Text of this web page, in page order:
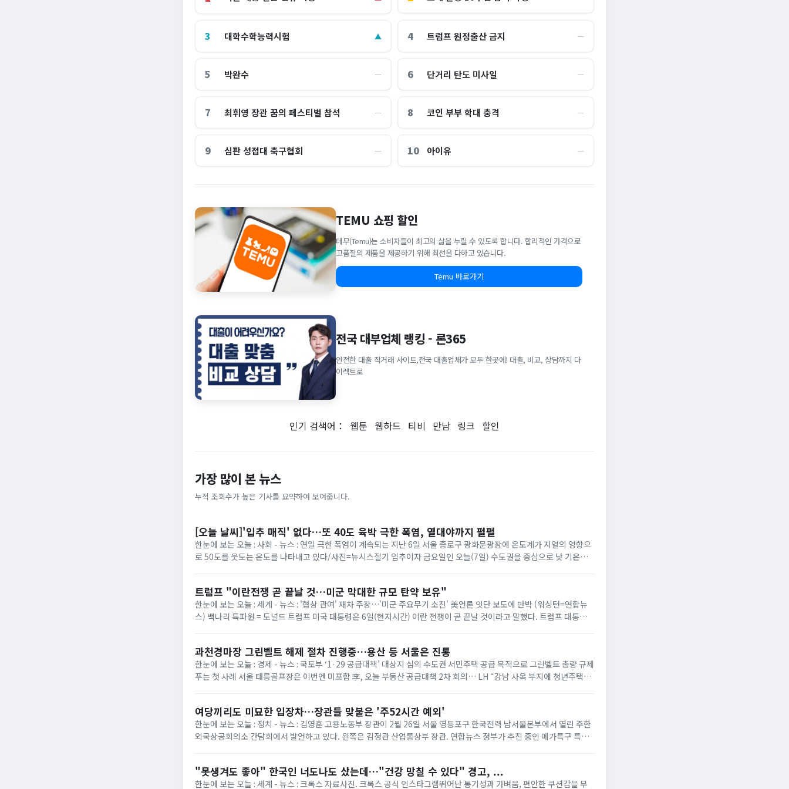
3 대학수학능력시험 ▲ 4 트럼프 원정출산 금지 ―
5 박완수 ― 6 단거리 탄도 미사일 ―
7 최휘영 장관 꿈의 페스티벌 참석 ― 8 코인 부부 학대 충격 ―
9 심판 성접대 축구협회 ― 10 아이유 ―
TEMU 쇼핑 할인
테무(Temu)는 소비자들이 최고의 삶을 누릴 수 있도록 합니다. 합리적인 가격으로
고품질의 제품을 제공하기 위해 최선을 다하고 있습니다.
Temu 바로가기
전국 대부업체 랭킹 - 론365
안전한 대출 직거래 사이트,전국 대출업체가 모두 한곳에! 대출, 비교, 상담까지 다
이렉트로
인기 검색어： 웹툰 웹하드 티비 만남 링크 할인
가장 많이 본 뉴스
누적 조회수가 높은 기사를 요약하여 보여줍니다.
[오늘 날씨]'입추 매직' 없다…또 40도 육박 극한 폭염, 열대야까지 펄펄
한눈에 보는 오늘 : 사회 - 뉴스 : 연일 극한 폭염이 계속되는 지난 6일 서울 종로구 광화문광장에 온도계가 지열의 영향으
로 50도를 웃도는 온도를 나타내고 있다/사진=뉴시스절기 입추이자 금요일인 오늘(7일) 수도권을 중심으로 낮 기온이
트럼프 "이란전쟁 곧 끝날 것…미군 막대한 규모 탄약 보유"
한눈에 보는 오늘 : 세계 - 뉴스 : '협상 관여' 재차 주장…'미군 주요무기 소진' 美언론 잇단 보도에 반박 (워싱턴=연합뉴
스) 백나리 특파원 = 도널드 트럼프 미국 대통령은 6일(현지시간) 이란 전쟁이 곧 끝날 것이라고 말했다. 트럼프 대통령
과천경마장 그린벨트 해제 절차 진행중…용산 등 서울은 진통
한눈에 보는 오늘 : 경제 - 뉴스 : 국토부 ‘1·29 공급대책’ 대상지 심의 수도권 서민주택 공급 목적으로 그린벨트 총량 규제
푸는 첫 사례 서울 태릉골프장은 이번엔 미포함 李, 오늘 부동산 공급대책 2차 회의… LH “강남 사옥 부지에 청년주택”
여당끼리도 미묘한 입장차…장관들 맞붙은 '주52시간 예외'
한눈에 보는 오늘 : 정치 - 뉴스 : 김영훈 고용노동부 장관이 2월 26일 서울 영등포구 한국전력 남서울본부에서 열린 주한
외국상공회의소 간담회에서 발언하고 있다. 왼쪽은 김정관 산업통상부 장관. 연합뉴스 정부가 추진 중인 메가특구 특별
"못생겨도 좋아" 한국인 너도나도 샀는데…"건강 망칠 수 있다" 경고, ...
한눈에 보는 오늘 : 세계 - 뉴스 : 크록스 자료사진. 크록스 공식 인스타그램뛰어난 통기성과 가벼움, 편안한 쿠션감을 무